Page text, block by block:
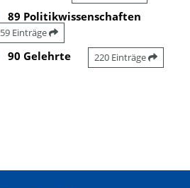
89 Politikwissenschaften
59 Einträge
90 Gelehrte 220 Einträge